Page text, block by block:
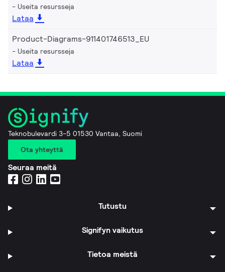
Useita resursseja
Lataa
Product-Diagrams-911401746513_EU
Useita resursseja
Lataa
Teknobulevardi 3-5 01530 Vantaa, Suomi
Ota yhteyttä
Seuraa meitä
Tutustu
Signifyn vaikutus
Tietoa meistä